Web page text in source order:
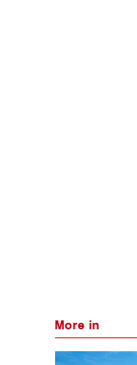
More in